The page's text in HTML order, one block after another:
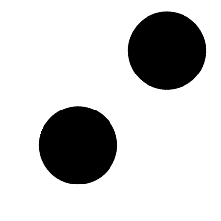
एही से लोग अंधविश्वास में विश्वास करेला
January 30, 2023
अगर हफ्ता के
Minee
Read More »
अंधविश्वास कथा -साहसी राहुल
Minee Upadhyay January 21, 2023
Read More »